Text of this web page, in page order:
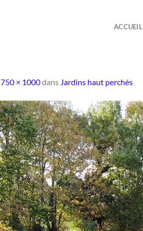
ACCUEIL
750 × 1000dans Jardins haut perchés